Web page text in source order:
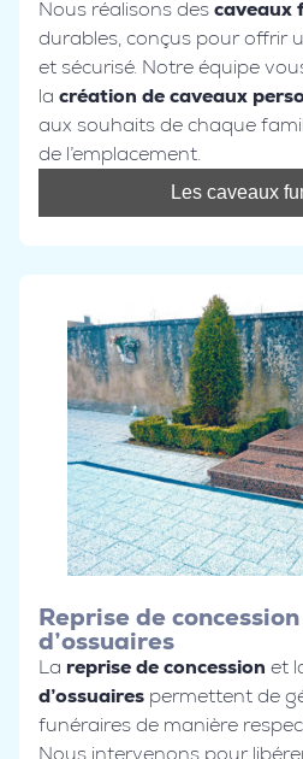
Nous réalisons descaveaux
durables, conçus pour offrir
et sécurisé. Notre équipe
la création de caveaux
aux souhaits de chaque
de l’emplacement.
Les caveaux
Reprise de
d’ossuaires
La reprise de concession et
d’ossuaires permettent de
funéraires de manière
Nous intervenons pour